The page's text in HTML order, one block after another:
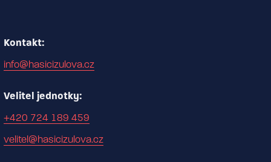
Kontakt:
info@hasicizulova.cz
Velitel jednotky:
+420 724 189 459
velitel@hasicizulova.cz